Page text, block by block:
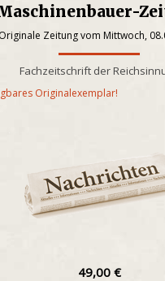
Originale Zeitung vom Mittwoch,
Fachzeitschrift der
Originalexemplar!
49,00 €